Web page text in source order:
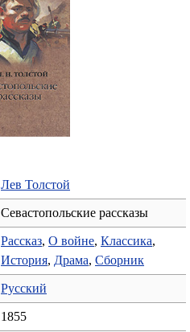
Лев Толстой
Севастопольские рассказы
Рассказ, О войне, Классика,
История, Драма, Сборник
Русский
1855